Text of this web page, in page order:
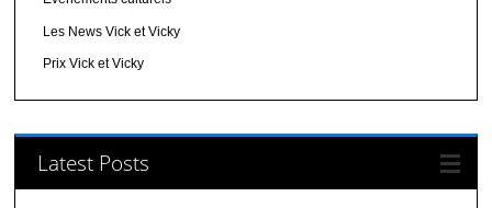
Les News Vick et Vicky
Prix Vick et Vicky
Latest Posts